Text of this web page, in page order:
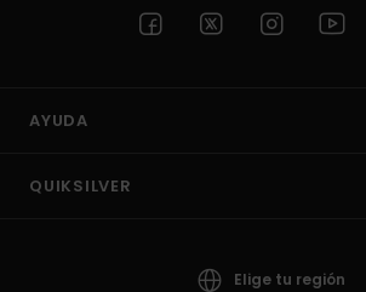
AYUDA
QUIKSILVER
Elige tu región